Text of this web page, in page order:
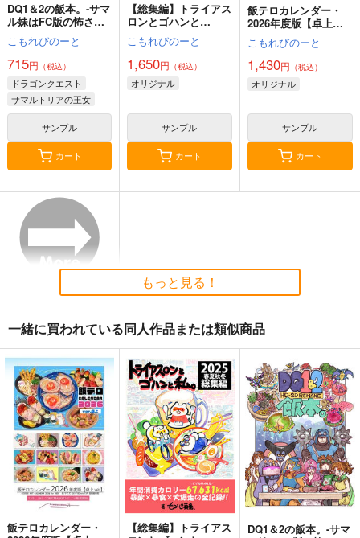
黒白のアヴェスター 2
神座万象・第十四機
2,178円（税込）
オリジナル
DQ1＆2の飯本。-サマ
ル妹はFC版の怖さを
知らない-
こもれびのーと
715円 （税込）
ドラゴンクエスト
サマルトリアの王女
ムーンブルクの王女
サンプル
カート
【総集編】トライアス
ロンとゴハンと
私。-2025春夏秋冬-
こもれびのーと
1,650円 （税込）
オリジナル
サンプル
カート
飯テロカレンダー・
2026年度版【卓上
ver】
こもれびのーと
1,430円 （税込）
オリジナル
サンプル
カート
もっと見る！
一緒に買われている同人作品または類似商品
飯テロカレンダー・
【総集編】トライアス
DQ1＆2の飯本。-サマ